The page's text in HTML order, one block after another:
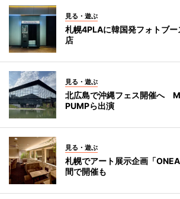
見る・遊ぶ
札幌4PLAに韓国発フォトブ
店
見る・遊ぶ
北広島で沖縄フェス開催へ
PUMPら出演
見る・遊ぶ
札幌でアート展示企画「
間で開催も